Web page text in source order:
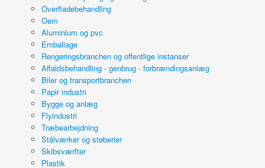
Overfladebehandling
Oem
Aluminium og pvc
Emballage
Rengøringsbranchen og offentlige instanser
Affaldsbehandling - genbrug - forbrændingsanlæg
Biler og transportbranchen
Papir industri
Bygge og anlæg
Flyindustri
Træbearbejdning
Stålværker og støberier
Skibsværfter
Plastik